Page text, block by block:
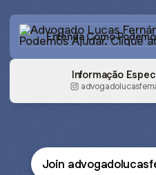
Entenda Como Podemos
Entenda Como
Informação
Segurança.
Join